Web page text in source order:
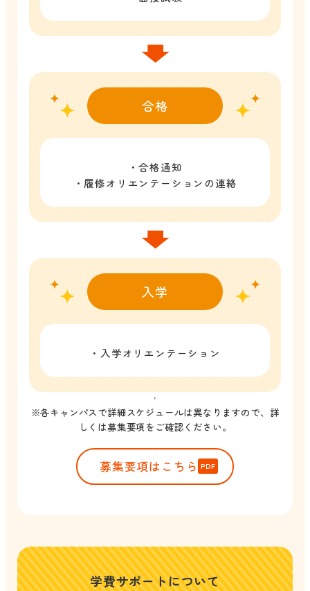
合格
・合格通知
・履修オリエンテーションの連絡
入学
・入学オリエンテーション
※各キャンパスで詳細スケジュールは異なりますので、詳
しくは募集要項をご確認ください。
募集要項はこちら
学費サポートについて